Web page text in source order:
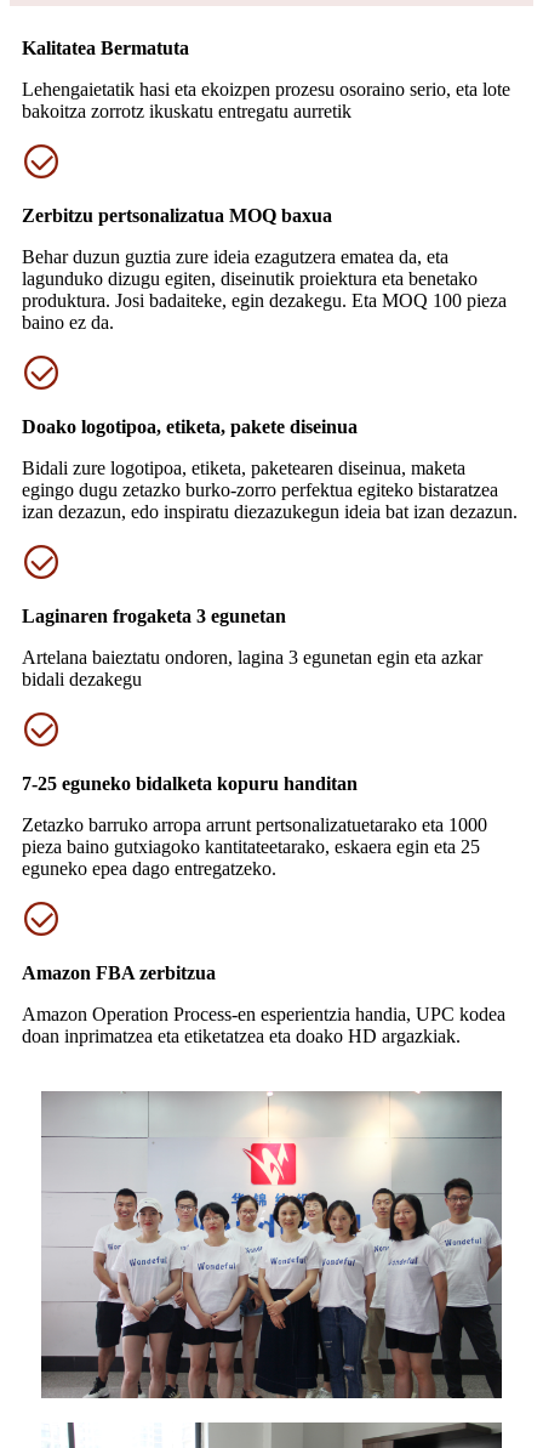
Kalitatea Bermatuta
Lehengaietatik hasi eta ekoizpen prozesu osoraino serio, eta lote
bakoitza zorrotz ikuskatu entregatu aurretik
Zerbitzu pertsonalizatua MOQ baxua
Behar duzun guztia zure ideia ezagutzera ematea da, eta
lagunduko dizugu egiten, diseinutik proiektura eta benetako
produktura. Josi badaiteke, egin dezakegu. Eta MOQ 100 pieza
baino ez da.
Doako logotipoa, etiketa, pakete diseinua
Bidali zure logotipoa, etiketa, paketearen diseinua, maketa
egingo dugu zetazko burko-zorro perfektua egiteko bistaratzea
izan dezazun, edo inspiratu diezazukegun ideia bat izan dezazun.
Laginaren frogaketa 3 egunetan
Artelana baieztatu ondoren, lagina 3 egunetan egin eta azkar
bidali dezakegu
7-25 eguneko bidalketa kopuru handitan
Zetazko barruko arropa arrunt pertsonalizatuetarako eta 1000
pieza baino gutxiagoko kantitateetarako, eskaera egin eta 25
eguneko epea dago entregatzeko.
Amazon FBA zerbitzua
Amazon Operation Process-en esperientzia handia, UPC kodea
doan inprimatzea eta etiketatzea eta doako HD argazkiak.